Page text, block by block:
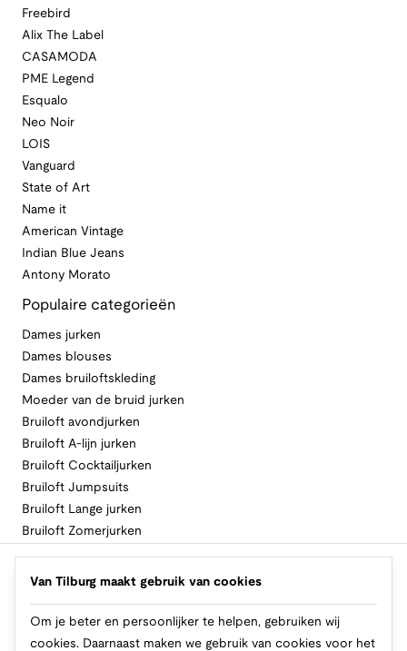
Freebird
Alix The Label
CASAMODA
PME Legend
Esqualo
Neo Noir
LOIS
Vanguard
State of Art
Name it
American Vintage
Indian Blue Jeans
Antony Morato
Populaire categorieën
Dames jurken
Dames blouses
Dames bruiloftskleding
Moeder van de bruid jurken
Bruiloft avondjurken
Bruiloft A-lijn jurken
Bruiloft Cocktailjurken
Bruiloft Jumpsuits
Bruiloft Lange jurken
Bruiloft Zomerjurken
Volg Van Tilburg
Van Tilburg maakt gebruik van cookies
Om je beter en persoonlijker te helpen, gebruiken wij
cookies. Daarnaast maken we gebruik van cookies voor het